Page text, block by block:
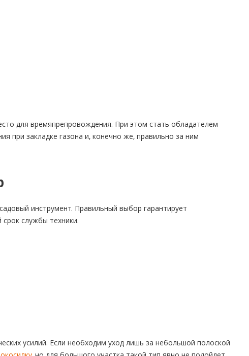
для времяпрепровождения. При этом стать обладателем
при закладке газона и, конечно же, правильно за ним
инструмент. Правильный выбор гарантирует
службы техники.
усилий. Если необходим уход лишь за небольшой полоской